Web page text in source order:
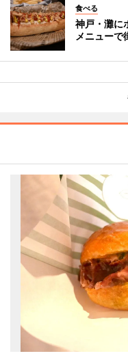
食べる
神戸・灘に
メニューで